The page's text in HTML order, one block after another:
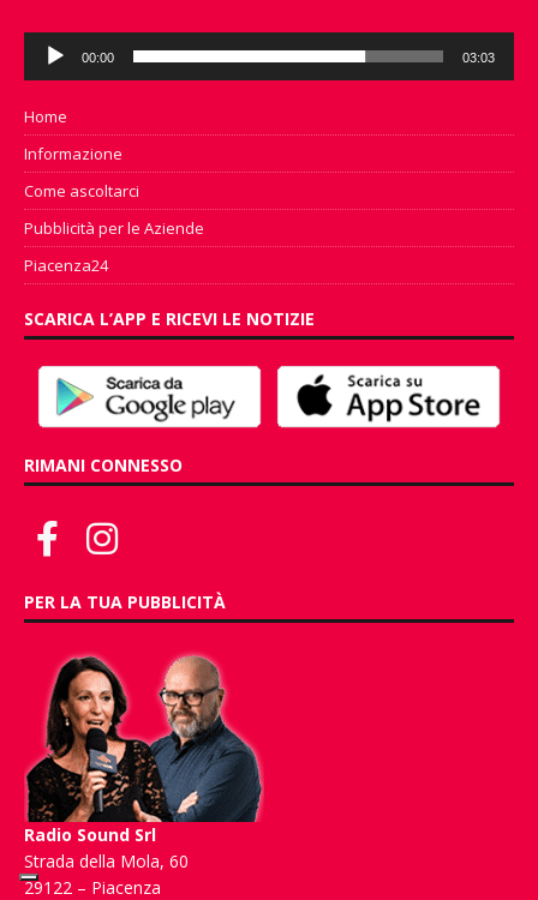
Audio
Player
00:00 03:03
Home
Informazione
Come ascoltarci
Pubblicità per le Aziende
Piacenza24
SCARICA L’APP E RICEVI LE NOTIZIE
RIMANI CONNESSO
PER LA TUA PUBBLICITÀ
Radio Sound Srl
Strada della Mola, 60
29122 – Piacenza